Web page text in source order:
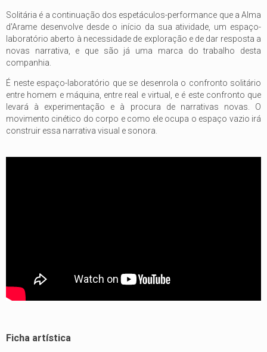
Solitária é a continuação dos espetáculos-performance que a Alma
d'Arame desenvolve desde o início da sua atividade, um espaço-
laboratório aberto à necessidade de exploração e de dar resposta a
novas narrativa, e que são já uma marca do trabalho desta
companhia.
É neste espaço-laboratório que se desenrola o confronto solitário
entre homem e máquina, entre real e virtual, e é este confronto que
levará à experimentação e à procura de narrativas novas. O
movimento cinético do corpo e como ele ocupa o espaço vazio irá
construir essa narrativa visual e sonora.
Ficha artística